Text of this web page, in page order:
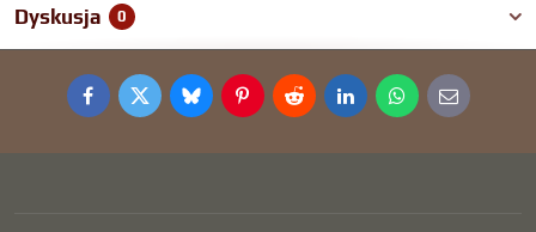
Dyskusja 0
FacebookTwitterBlueskyPinterestRedditLinkedInWhatsApp
E-
mail